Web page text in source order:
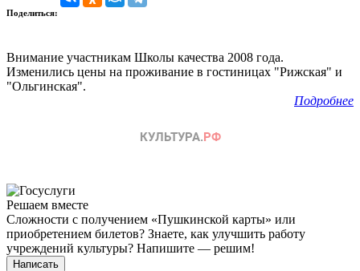
Поделиться:
Внимание участникам Школы качества 2008 года.
Изменились цены на проживание в гостиницах "Рижская" и
"Ольгинская".
Подробнее
Решаем вместе
Сложности с получением «Пушкинской карты» или
приобретением билетов? Знаете, как улучшить работу
учреждений культуры? Напишите — решим!
Написать